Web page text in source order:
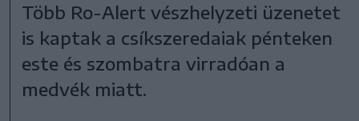
Több Ro-Alert vészhelyzeti üzenetet
is kaptak a csíkszeredaiak pénteken
este és szombatra virradóan a
medvék miatt.